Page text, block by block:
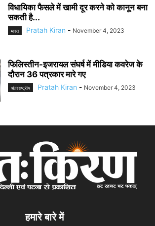
विधायिका फैसले में खामी दूर करने को कानून बना
सकती है...
भारत Pratah Kiran - November 4, 2023
फिलिस्तीन-इजरायल संघर्ष में मीडिया कवरेज के
दौरान 36 पत्रकार मारे गए
अंतरराष्ट्रीय Pratah Kiran - November 4, 2023
हमारे बारे में